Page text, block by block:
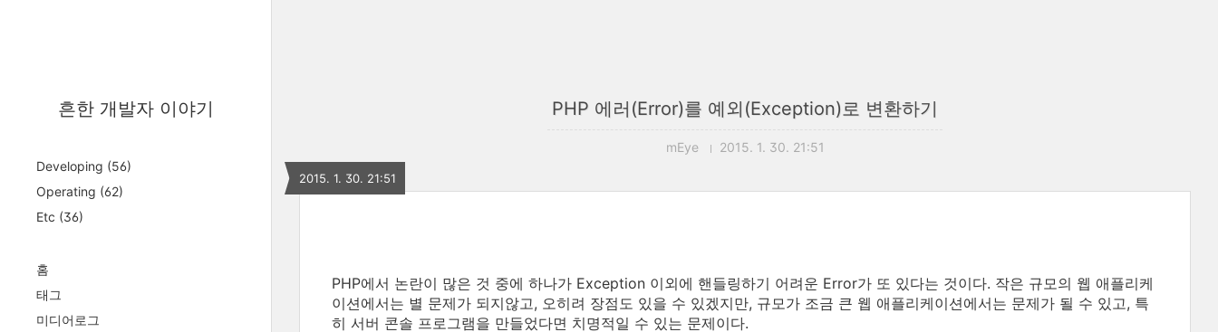
흔한 개발자 이야기
Developing (56)
Operating (62)
Etc (36)
홈
태그
미디어로그
PHP 에러(Error)를 예외(Exception)로 변환하기
mEye 2015. 1. 30. 21:51
2015. 1. 30. 21:51
PHP에서 논란이 많은 것 중에 하나가 Exception 이외에 핸들링하기 어려운 Error가 또 있다는 것이다. 작은 규모의 웹 애플리케
이션에서는 별 문제가 되지않고, 오히려 장점도 있을 수 있겠지만, 규모가 조금 큰 웹 애플리케이션에서는 문제가 될 수 있고, 특
히 서버 콘솔 프로그램을 만들었다면 치명적일 수 있는 문제이다.